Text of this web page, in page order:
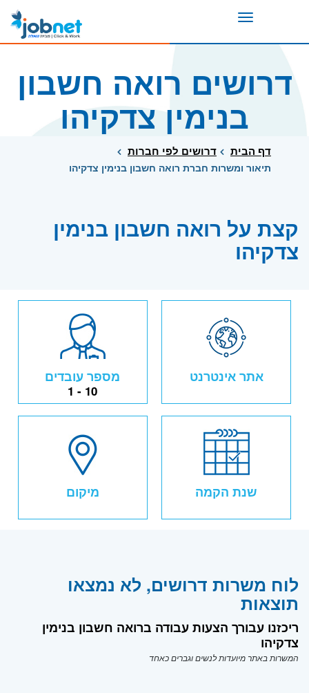
Toggle
דרושים רואה חשבון
בנימין צדקיהו
דף הבית דרושים לפי חברות
תיאור ומשרות חברת רואה חשבון בנימין צדקיהו
קצת על רואה חשבון בנימין
צדקיהו
אתר אינטרנט מספר עובדים
1 - 10
שנת הקמה מיקום
לוח משרות דרושים, לא נמצאו
תוצאות
ריכזנו עבורך הצעות עבודה ברואה חשבון בנימין
צדקיהו
המשרות באתר מיועדות לנשים וגברים כאחד